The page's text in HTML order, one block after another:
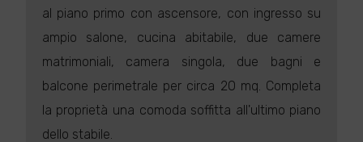
al piano primo con ascensore, con ingresso su
ampio salone, cucina abitabile, due camere
matrimoniali, camera singola, due bagni e
balcone perimetrale per circa 20 mq. Completa
la proprietà una comoda soffitta all'ultimo piano
dello stabile.